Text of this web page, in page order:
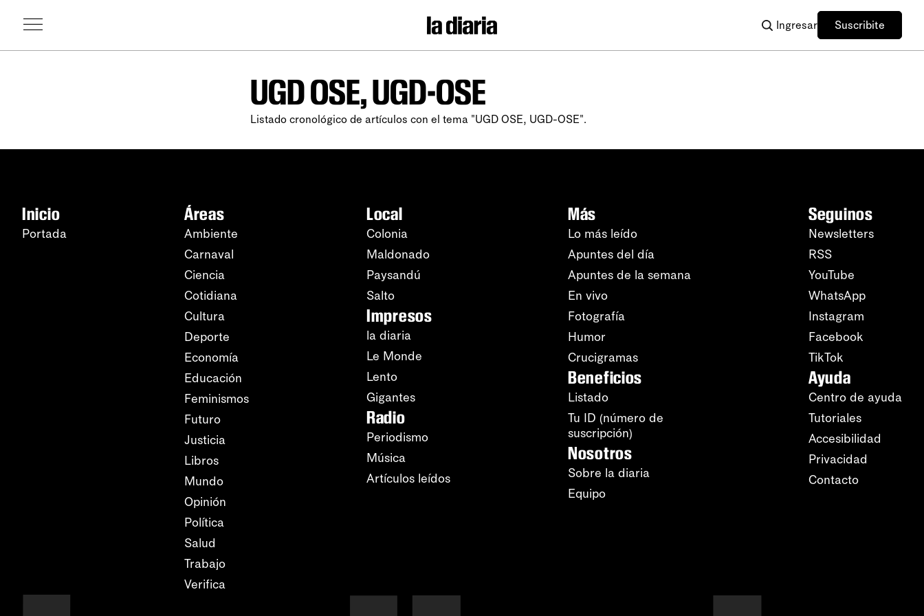
Ingresar Suscribite
UGD OSE, UGD-OSE
Listado cronológico de artículos con el tema "UGD OSE, UGD-OSE".
Inicio
Portada
Áreas
Ambiente
Carnaval
Ciencia
Cotidiana
Cultura
Deporte
Economía
Educación
Feminismos
Futuro
Justicia
Libros
Mundo
Opinión
Política
Salud
Trabajo
Verifica
Local
Colonia
Maldonado
Paysandú
Salto
Impresos
la diaria
Le Monde
Lento
Gigantes
Radio
Periodismo
Música
Artículos leídos
Más
Lo más leído
Apuntes del día
Apuntes de la semana
En vivo
Fotografía
Humor
Crucigramas
Beneficios
Listado
Tu ID (número de
suscripción)
Nosotros
Sobre la diaria
Equipo
Seguinos
Newsletters
RSS
YouTube
WhatsApp
Instagram
Facebook
TikTok
Ayuda
Centro de ayuda
Tutoriales
Accesibilidad
Privacidad
Contacto